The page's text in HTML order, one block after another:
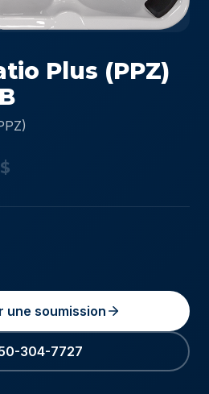
Plus (PPZ)
une soumission
304-7727